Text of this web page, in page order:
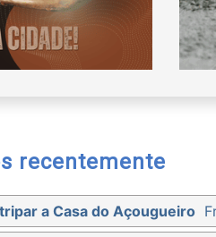
recentemente
a Casa do Açougueiro